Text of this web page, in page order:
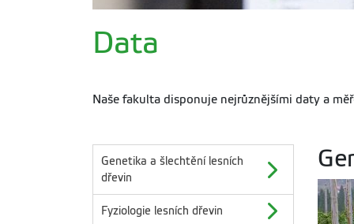
Data
Naše fakulta disponuje nejrůznějšími daty a
Genetika a šlechtění lesních
dřevin
Fyziologie lesních dřevin